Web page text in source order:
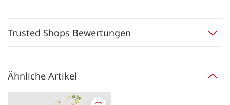
Trusted Shops Bewertungen
Ähnliche Artikel